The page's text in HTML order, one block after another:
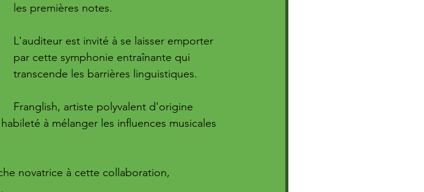
les premières notes.
L'auditeur est invité à se laisser emporter
par cette symphonie entraînante qui
transcende les barrières linguistiques.
Franglish, artiste polyvalent d'origine
à mélanger les influences musicales
novatrice à cette collaboration,